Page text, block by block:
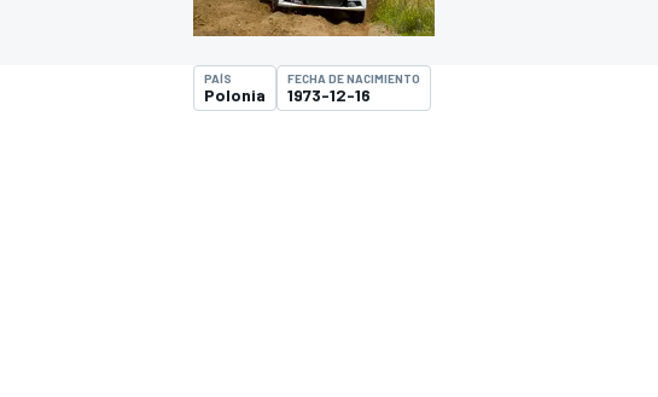
INDYCAR
PAÍS
Polonia
FECHA DE NACIMIENTO
1973-12-16